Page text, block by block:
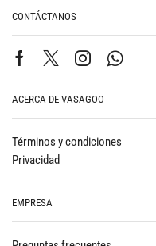
CONTÁCTANOS
ACERCA DE VASAGOO
Términos y condiciones
Privacidad
EMPRESA